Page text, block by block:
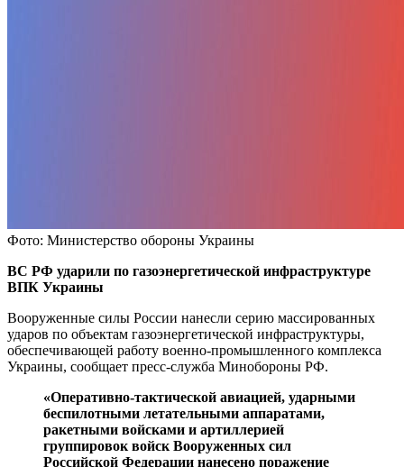
Фото: Министерство обороны Украины
ВС РФ ударили по газоэнергетической инфраструктуре
ВПК Украины
Вооруженные силы России нанесли серию массированных
ударов по объектам газоэнергетической инфраструктуры,
обеспечивающей работу военно-промышленного комплекса
Украины, сообщает пресс-служба Минобороны РФ.
«Оперативно-тактической авиацией, ударными
беспилотными летательными аппаратами,
ракетными войсками и артиллерией
группировок войск Вооруженных сил
Российской Федерации нанесено поражение